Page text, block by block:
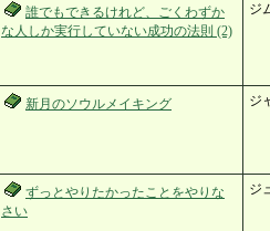
誰でもできるけれど、ごくわずか
な人しか実行していない成功の法則 (2)
ジ
新月のソウルメイキング ジ
ずっとやりたかったことをやりな
さい
ジ